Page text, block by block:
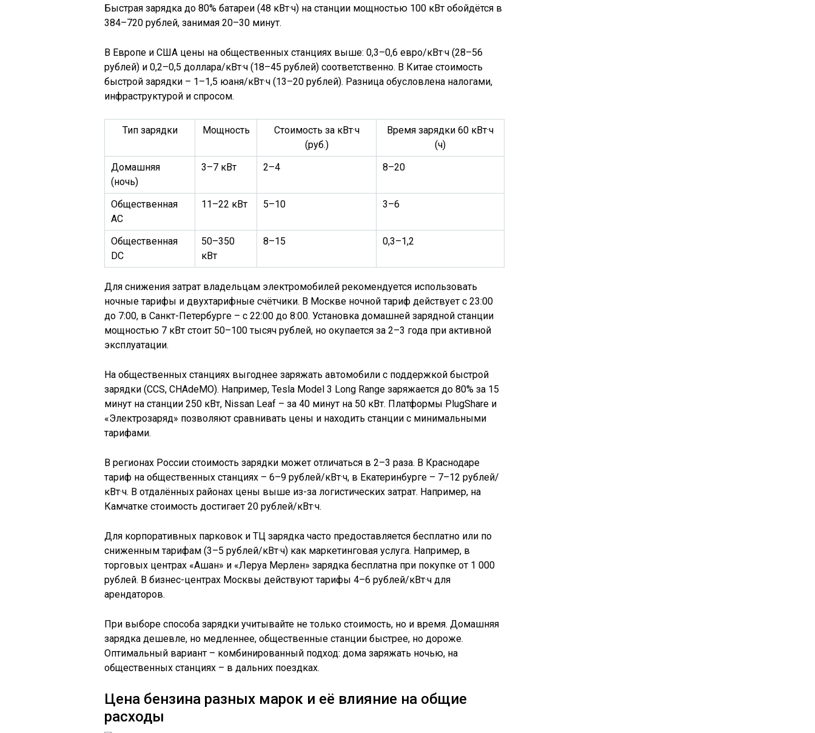
Быстрая зарядка до 80% батареи (48 кВт·ч) на станции мощностью 100 кВт обойдётся в
384–720 рублей, занимая 20–30 минут.
В Европе и США цены на общественных станциях выше: 0,3–0,6 евро/кВт·ч (28–56
рублей) и 0,2–0,5 доллара/кВт·ч (18–45 рублей) соответственно. В Китае стоимость
быстрой зарядки – 1–1,5 юаня/кВт·ч (13–20 рублей). Разница обусловлена налогами,
инфраструктурой и спросом.
Тип зарядки Мощность
Стоимость за кВт·ч
(руб.)
Время зарядки 60 кВт·ч
(ч)
Домашняя
(ночь)
3–7 кВт 2–4 8–20
Общественная
AC
11–22 кВт 5–10 3–6
Общественная
DC
50–350
кВт
8–15 0,3–1,2
Для снижения затрат владельцам электромобилей рекомендуется использовать
ночные тарифы и двухтарифные счётчики. В Москве ночной тариф действует с 23:00
до 7:00, в Санкт-Петербурге – с 22:00 до 8:00. Установка домашней зарядной станции
мощностью 7 кВт стоит 50–100 тысяч рублей, но окупается за 2–3 года при активной
эксплуатации.
На общественных станциях выгоднее заряжать автомобили с поддержкой быстрой
зарядки (CCS, CHAdeMO). Например, Tesla Model 3 Long Range заряжается до 80% за 15
минут на станции 250 кВт, Nissan Leaf – за 40 минут на 50 кВт. Платформы PlugShare и
«Электрозаряд» позволяют сравнивать цены и находить станции с минимальными
тарифами.
В регионах России стоимость зарядки может отличаться в 2–3 раза. В Краснодаре
тариф на общественных станциях – 6–9 рублей/кВт·ч, в Екатеринбурге – 7–12 рублей/
кВт·ч. В отдалённых районах цены выше из-за логистических затрат. Например, на
Камчатке стоимость достигает 20 рублей/кВт·ч.
Для корпоративных парковок и ТЦ зарядка часто предоставляется бесплатно или по
сниженным тарифам (3–5 рублей/кВт·ч) как маркетинговая услуга. Например, в
торговых центрах «Ашан» и «Леруа Мерлен» зарядка бесплатна при покупке от 1 000
рублей. В бизнес-центрах Москвы действуют тарифы 4–6 рублей/кВт·ч для
арендаторов.
При выборе способа зарядки учитывайте не только стоимость, но и время. Домашняя
зарядка дешевле, но медленнее, общественные станции быстрее, но дороже.
Оптимальный вариант – комбинированный подход: дома заряжать ночью, на
общественных станциях – в дальних поездках.
Цена бензина разных марок и её влияние на общие
расходы